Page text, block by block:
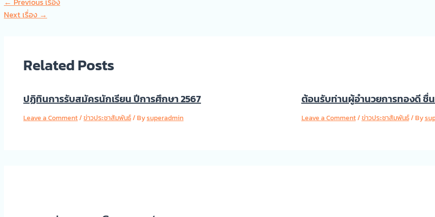
Next เรื่อง →
Related Posts
ปฏิทินการรับสมัครนักเรียน ปีการศึกษา 2567
Leave a Comment/ข่าวประชาสัมพันธ์/ Bysuperadmin
ต้อนรับท่านผู้อำนวยการทองดี ชื่
Leave a Comment/ข่าวประชาสัมพันธ์/ By